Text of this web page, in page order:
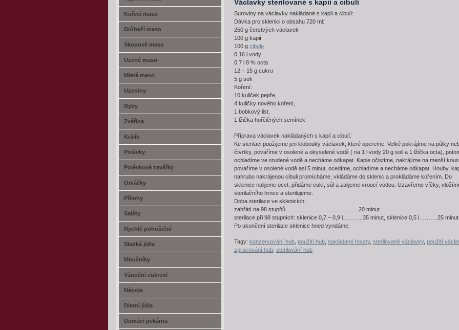
Václavky sterilované s kapií a cibulí
Suroviny na václavky nakládané s kapií a cibulí:
Dávka pro sklenici o obsahu 720 ml:
250 g čerstvých václavek
100 g kapií
100 g cibule
0,16 l vody
0,7 l 8 % octa
12 – 15 g cukru
5 g soli
Koření:
10 kuliček pepře,
4 kuličky nového koření,
1 bobkový list,
1 lžička hořčičných semínek
Příprava václavek nakládaných s kapií a cibulí:
Ke sterilaci použijeme jen klobouky václavek, které opereme. Velké pokrájíme na půlky
čtvrtky, povaříme v osolené a okyselené vodě ( na 1 l vody 20 g soli a 1 lžička octa),
ochladíme ve studené vodě a necháme odkapat. Kapie očistíme, nakrájíme na menší
povaříme v osolené vodě asi 5 minut, ocedíme, ochladíme a necháme odkapat. Houby,
nahrubo nakrájenou cibuli promícháme, vkládáme do sklenic a prokládáme kořením. Do
sklenice nalijeme ocet, přidáme cukr, sůl a zalijeme vroucí vodou. Uzavřeme víčky,
sterilačního hrnce a sterilujeme.
Doba sterilace ve sklenicích:
zahřátí na 98 stupňů…………………………­………20 minut
sterilace při 98 stupních: sklenice 0,7 – 0,9 l………..35 minut, sklenice 0,5 l……….25 minut
Po ukončení sterilace sklenice hned vyndáme.
Tagy: konzervování hub použití hub nakládané houby, sterilované václavky, použití
zpracování hub sterilování hub
Kuřecí maso
Drůbeží maso
Skopové maso
Uzené maso
Mleté maso
Uzeniny
Ryby
Zvěřina
Králík
Polévky
Polévkové zavářky
Omáčky
Přílohy
Saláty
Rychlé pohoštění
Sladká jídla
Moučníky
Vánoční cukroví
Nápoje
Dietní jídla
Domácí pekárna